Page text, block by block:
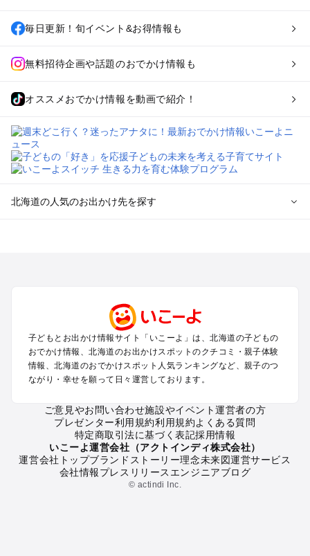
毎日更新！旬イベント&お得情報も
無料招待企画や話題のおでかけ情報も
オススメおでかけ情報を動画で紹介！
北海道の人気のお出かけ先を探す
函館・湯の川温泉・大沼・松前のプールお出かけ
帯広・十勝・サホロ・狩勝高原のプールお出かけ
千歳・石狩・空知・美唄のプールお出かけ
小樽・積丹・キロロのプールお出かけ
富良野・美瑛・トマム・占冠のプールお出かけ
知床・ウトロ・羅臼・網走・北見のプールお出かけ
釧路・阿寒・屈斜路・川湯・根室のプールお出かけ
えりも・日高・新冠のプールお出かけ
稚内・宗谷岬・留萌のプールお出かけ
離島（利尻・礼文・天売・焼尻）のプールお出かけ
子どもとお出かけ情報サイト「いこーよ」は、北海道の子どもの
おでかけ情報、北海道のお出かけスポットのクチコミ・親子体験
情報、北海道のおでかけスポット人気ランキングなど、親子のつ
ながり・幸せを願って日々運営しております。
ご意見やお問い合わせ施設やイベント運営者の方
プレゼンター利用規約利用規約よくある質問
特定商取引法に基づく表記採用情報
いこーよ運営会社（アクトインディ株式会社）
運営会社トップブランドストーリー理念未来図運営サービス
会社情報プレスリリース エンジニアブログ
© actindi Inc.